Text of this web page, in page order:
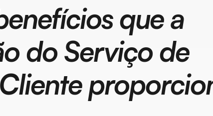
que a
do Serviço de